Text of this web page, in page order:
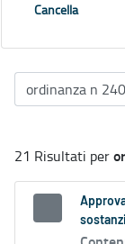
Cancella
21 Risultati per